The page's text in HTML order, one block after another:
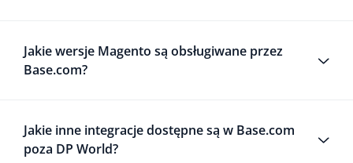
Jakie wersje Magento są obsługiwane przez
Base.com?
Jakie inne integracje dostępne są w Base.com
poza DP World?